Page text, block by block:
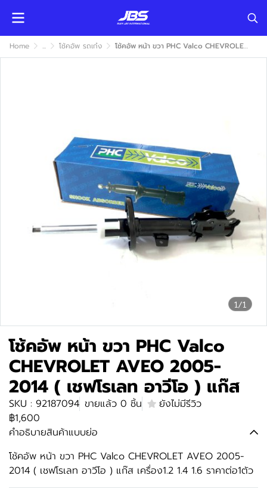
Home ... โช้คอัพ รถเก๋ง โช้คอัพ หน้า ขวา PHC Valco CHEVROLET AVEO 2005-2014 ( เชฟโรเลท อาวีโอ ) แก๊ส
1/1
โช้คอัพ หน้า ขวา PHC Valco
CHEVROLET AVEO 2005-
2014 ( เชฟโรเลท อาวีโอ ) แก๊ส
SKU : 92187094 ขายแล้ว 0 ชิ้น
ยังไม่มีรีวิว
฿1,600
คำอธิบายสินค้าแบบย่อ
โช้คอัพ หน้า ขวา PHC Valco CHEVROLET AVEO 2005-
2014 ( เชฟโรเลท อาวีโอ ) แก๊ส เครื่อง1.2 1.4 1.6 ราคาต่อ1ตัว